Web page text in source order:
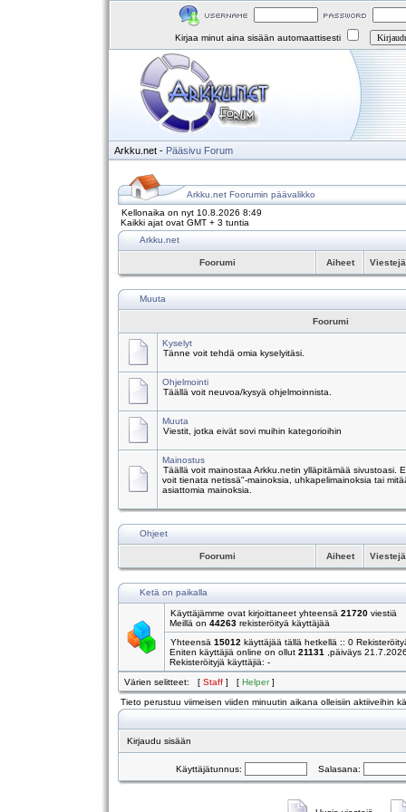
Kirjaa minut aina sisään automaattisesti
Arkku.net - Pääsivu Forum
Arkku.net Foorumin päävalikko
Kellonaika on nyt 10.8.2026 8:49
Kaikki ajat ovat GMT + 3 tuntia
Arkku.net
Foorumi Aiheet
Muuta
Foorumi
Kyselyt
Tänne voit tehdä omia kyselyitäsi.
Ohjelmointi
Täällä voit neuvoa/kysyä ohjelmoinnista.
Muuta
Viestit, jotka eivät sovi muihin kategorioihin
Mainostus
Täällä voit mainostaa Arkku.netin ylläpitämää sivustoasi.
voit tienata netissä"-mainoksia, uhkapelimainoksia tai
asiattomia mainoksia.
Ohjeet
Foorumi Aiheet
Ketä on paikalla
Käyttäjämme ovat kirjoittaneet yhteensä 21720 viestiä
Meillä on 44263 rekisteröityä käyttäjää
Yhteensä 15012 käyttäjää tällä hetkellä :: 0
Eniten käyttäjiä online on ollut 21131
,päiväys
Rekisteröityjä käyttäjiä: -
Värien selitteet: [ Staff ] [ Helper]
Tieto perustuu viimeisen viiden minuutin aikana olleisiin aktiiveihin
Kirjaudu sisään
Käyttäjätunnus: Salasana: